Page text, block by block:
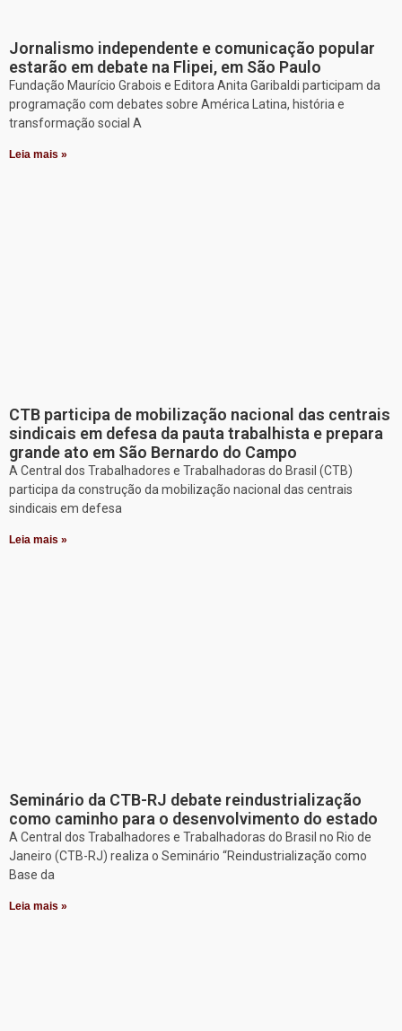
Jornalismo independente e comunicação popular
estarão em debate na Flipei, em São Paulo
Fundação Maurício Grabois e Editora Anita Garibaldi participam da
programação com debates sobre América Latina, história e
transformação social A
Leia mais »
CTB participa de mobilização nacional das centrais
sindicais em defesa da pauta trabalhista e prepara
grande ato em São Bernardo do Campo
A Central dos Trabalhadores e Trabalhadoras do Brasil (CTB)
participa da construção da mobilização nacional das centrais
sindicais em defesa
Leia mais »
Seminário da CTB-RJ debate reindustrialização
como caminho para o desenvolvimento do estado
A Central dos Trabalhadores e Trabalhadoras do Brasil no Rio de
Janeiro (CTB-RJ) realiza o Seminário “Reindustrialização como
Base da
Leia mais »